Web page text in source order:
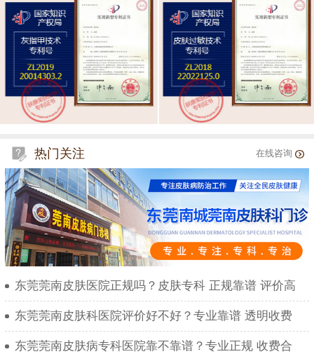
热门关注 在线咨询
东莞莞南皮肤医院正规吗？皮肤专科 正规靠谱 评价高
东莞莞南皮肤科医院评价好不好？专业靠谱 透明收费
东莞莞南皮肤病专科医院靠不靠谱？专业正规 收费合